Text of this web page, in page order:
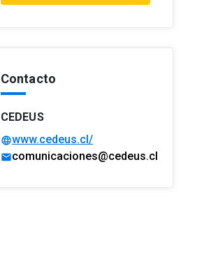
Contacto
CEDEUS
languagewww.cedeus.cl/
mailcomunicaciones@cedeus.cl